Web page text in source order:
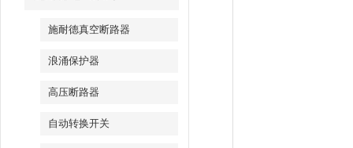
施耐德真空断路器
浪涌保护器
高压断路器
自动转换开关